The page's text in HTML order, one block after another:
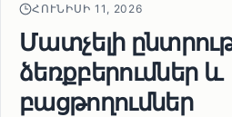
ՀՈՒՆԻՍԻ 11, 2026
Մատչելի
ձեռքբերումներ և
բացթողումներ